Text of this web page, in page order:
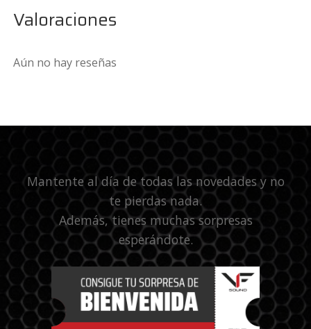
Valoraciones
Aún no hay reseñas
Mantente al día de todas las novedades y no
te pierdas nada.
Además, tienes muchas sorpresas
esperándote.